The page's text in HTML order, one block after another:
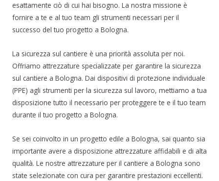
esattamente ciò di cui hai bisogno. La nostra missione è
fornire a te e al tuo team gli strumenti necessari per il
successo del tuo progetto a Bologna.
La sicurezza sul cantiere è una priorità assoluta per noi.
Offriamo attrezzature specializzate per garantire la sicurezza
sul cantiere a Bologna. Dai dispositivi di protezione individuale
(PPE) agli strumenti per la sicurezza sul lavoro, mettiamo a tua
disposizione tutto il necessario per proteggere te e il tuo team
durante il tuo progetto a Bologna.
Se sei coinvolto in un progetto edile a Bologna, sai quanto sia
importante avere a disposizione attrezzature affidabili e di alta
qualità. Le nostre attrezzature per il cantiere a Bologna sono
state selezionate con cura per garantire prestazioni eccellenti.